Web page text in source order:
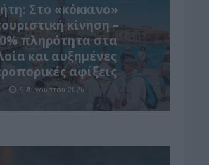
Στο «κόκκινο»
κίνηση –
πληρότητα στα
και αυξημένες
αφίξεις
9 Αυγούστου 2026